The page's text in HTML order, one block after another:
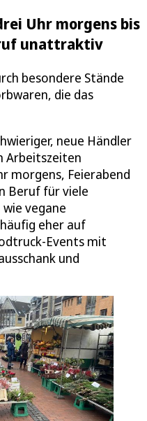
Uhr morgens bis
unattraktiv
besondere Stände
die das
neue Händler
Arbeitszeiten
morgens, Feierabend
Beruf für viele
vegane
eher auf
Events mit
und